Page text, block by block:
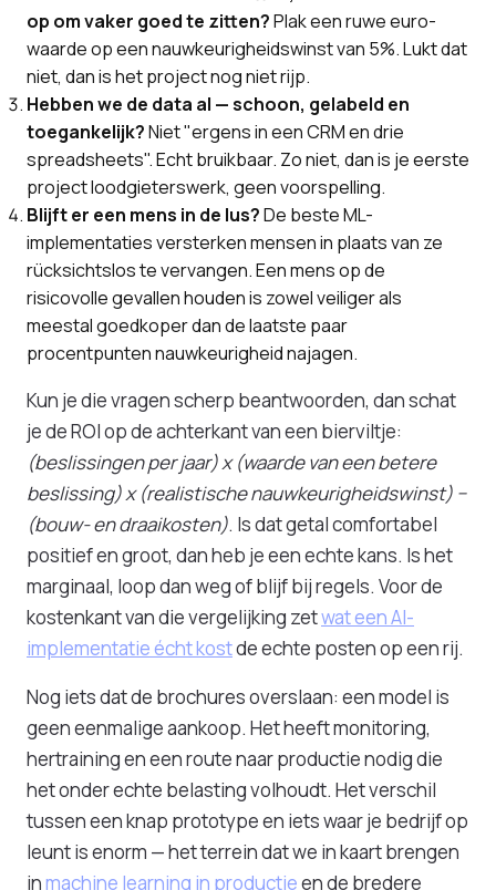
op om vaker goed te zitten?Plak een ruwe euro-
waarde op een nauwkeurigheidswinst van 5%. Lukt dat
niet, dan is het project nog niet rijp.
Hebben we de data al — schoon, gelabeld en
toegankelijk?Niet "ergens in een CRM en drie
spreadsheets". Echt bruikbaar. Zo niet, dan is je eerste
project loodgieterswerk, geen voorspelling.
Blijft er een mens in de lus?De beste ML-
implementaties versterken mensen in plaats van ze
rücksichtslos te vervangen. Een mens op de
risicovolle gevallen houden is zowel veiliger als
meestal goedkoper dan de laatste paar
procentpunten nauwkeurigheid najagen.
Kun je die vragen scherp beantwoorden, dan schat
je de ROI op de achterkant van een bierviltje:
(beslissingen per jaar) x (waarde van een betere
beslissing) x (realistische nauwkeurigheidswinst) −
(bouw- en draaikosten). Is dat getal comfortabel
positief en groot, dan heb je een echte kans. Is het
marginaal, loop dan weg of blijf bij regels. Voor de
kostenkant van die vergelijking zetwat een AI-
implementatie écht kostde echte posten op een rij.
Nog iets dat de brochures overslaan: een model is
geen eenmalige aankoop. Het heeft monitoring,
hertraining en een route naar productie nodig die
het onder echte belasting volhoudt. Het verschil
tussen een knap prototype en iets waar je bedrijf op
leunt is enorm — het terrein dat we in kaart brengen
inmachine learning in productieen de bredere